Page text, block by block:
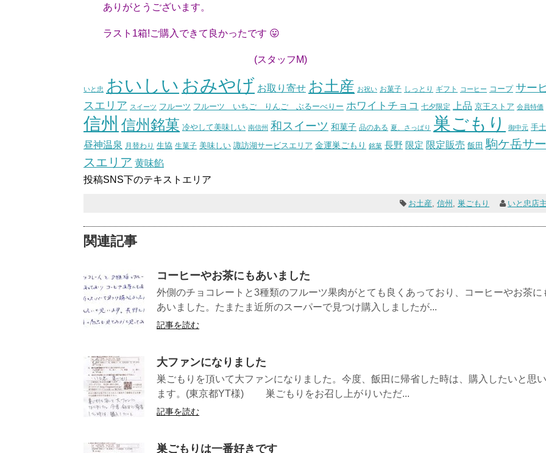
ありがとうございます。
ラスト1箱!ご購入できて良かったです 😛
(スタッフM)
いと忠 おいしい おみやげ お取り寄せ お土産 お祝い お菓子 しっとり ギフト コーヒー コープ サー
スエリア スイーツ フルーツ フルーツ いちご りんご ぶるーべりー ホワイトチョコ 七夕限定 上品 京王ストア 会員特価
信州 信州銘菓 冷やして美味しい 南信州 和スイーツ 和菓子 品のある 夏、さっぱり 巣ごもり 御中元 手
昼神温泉 月替わり 生協 生菓子 美味しい 諏訪湖サービスエリア 金運巣ごもり 銘菓 長野 限定 限定販売 飯田 駒ケ岳サ
スエリア 黄味餡
投稿SNS下のテキストエリア
お土産,信州 ,巣ごもり いと忠店主
関連記事
コーヒーやお茶にもあいました
外側のチョコレートと3種類のフルーツ果肉がとても良くあっており、コーヒーやお茶に
あいました。たまたま近所のスーパーで見つけ購入しましたが...
記事を読む
大ファンになりました
巣ごもりを頂いて大ファンになりました。今度、飯田に帰省した時は、購入したいと思い
ます。(東京都YT様) 巣ごもりをお召し上がりいただ...
記事を読む
巣ごもりは一番好きです